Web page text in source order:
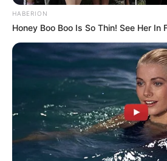
HABERION
Honey Boo Boo Is So Thin! See Her In